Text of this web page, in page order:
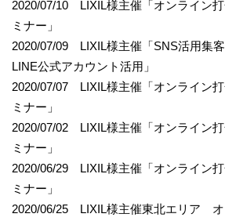
2020/07/10 LIXIL様主催「オンライン
ミナー」
2020/07/09 LIXIL様主催「SNS活用集
LINE公式アカウント活用」
2020/07/07 LIXIL様主催「オンライン
ミナー」
2020/07/02 LIXIL様主催「オンライン
ミナー」
2020/06/29 LIXIL様主催「オンライン
ミナー」
2020/06/25 LIXIL様主催東北エリア